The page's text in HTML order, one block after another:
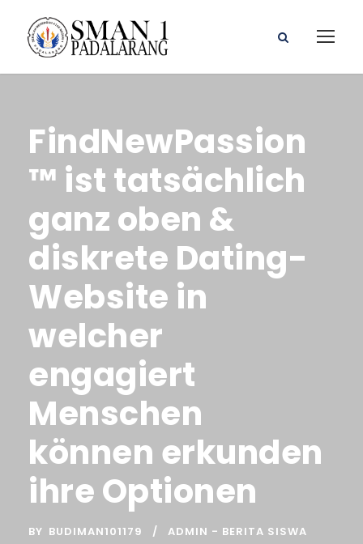
FindNewPassion
™ ist tatsächlich
ganz oben &
diskrete Dating-
Website in
welcher
engagiert
Menschen
können erkunden
ihre Optionen
BY BUDIMAN101179
ADMIN - BERITA SISWA